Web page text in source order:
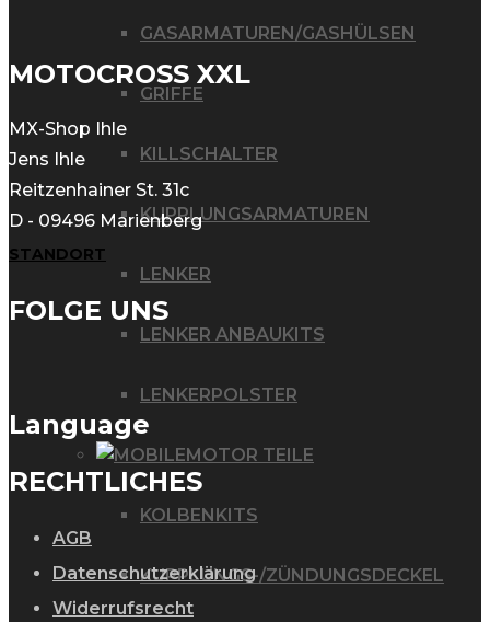
GASARMATUREN/GASHÜLSEN
GRIFFE
KILLSCHALTER
KUPPLUNGSARMATUREN
LENKER
LENKER ANBAUKITS
LENKERPOLSTER
MOTOR TEILE
KOLBENKITS
KUPPLUNGS-/ZÜNDUNGSDECKEL
MOTOCROSS XXL
MX-Shop Ihle
Jens Ihle
Reitzenhainer St. 31c
D - 09496 Marienberg
STANDORT
FOLGE UNS
Language
RECHTLICHES
AGB
Datenschutzerklärung
Widerrufsrecht